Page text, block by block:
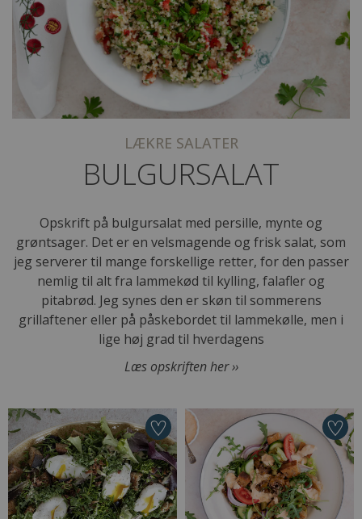
LÆKRE SALATER
BULGURSALAT
Opskrift på bulgursalat med persille, mynte og
grøntsager. Det er en velsmagende og frisk salat, som
jeg serverer til mange forskellige retter, for den passer
nemlig til alt fra lammekød til kylling, falafler og
pitabrød. Jeg synes den er skøn til sommerens
grillaftener eller på påskebordet til lammekølle, men i
lige høj grad til hverdagens
Læs opskriften her ››